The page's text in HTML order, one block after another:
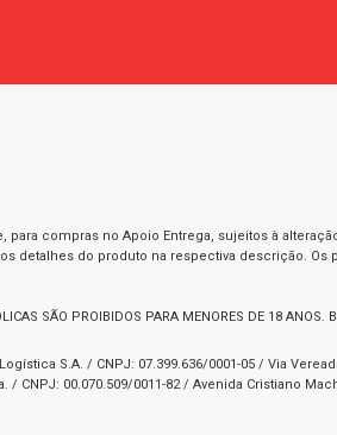
para compras no Apoio Entrega, sujeitos à
detalhes do produto na respectiva descrição.
SÃO PROIBIDOS PARA MENORES DE 18 ANOS.
S.A. / CNPJ: 07.399.636/0001-05 / Via
CNPJ: 00.070.509/0011-82 / Avenida Cristiano